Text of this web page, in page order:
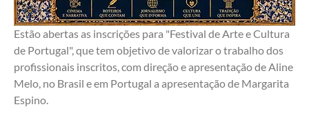
Estão abertas as inscrições para "Festival de Arte e Cultura
de Portugal", que tem objetivo de valorizar o trabalho dos
profissionais inscritos, com direção e apresentação de Aline
Melo, no Brasil e em Portugal a apresentação de Margarita
Espino.